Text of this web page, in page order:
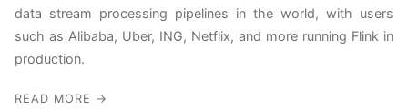
data stream processing pipelines in the world, with users
such as Alibaba, Uber, ING, Netflix, and more running Flink in
production.
READ MORE →